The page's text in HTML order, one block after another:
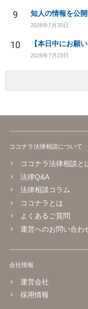
9 知人の情報を公
2026年7月30日
10
2026年7月23日
ココナラ法律相談について
ココナラ法律相談と
法律Q&A
法律相談コラム
ココナラとは
よくあるご質問
運営へのお問い合わ
会社情報
運営会社
採用情報